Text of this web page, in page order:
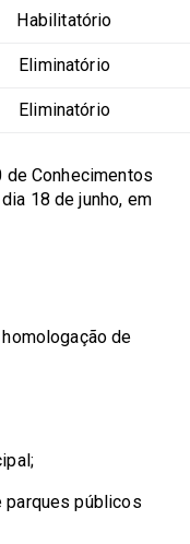
Habilitatório
Eliminatório
Eliminatório
Conhecimentos
18 de junho, em
de
parques públicos